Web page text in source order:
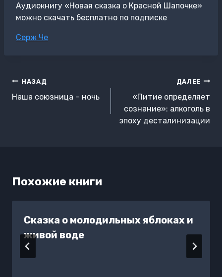
Аудиокнигу «Новая сказка о Красной Шапочке»
можно скачать бесплатно по подписке
Метки
Серж Че
Навигация
по
НАЗАД
Наша союзница – ночь
ДАЛЕЕ
«Питие определяет
сознание»: алкоголь в
эпоху десталинизации
Похожие книги
Сказка о молодильных яблоках и
живой воде